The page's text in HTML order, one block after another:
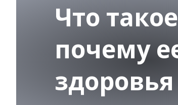
Что
почему
здоровья